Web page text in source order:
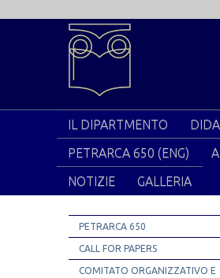
IL DIPARTMENTO
PETRARCA 650 (ENG)
NOTIZIE
GALLERIA
PETRARCA 650
CALL FOR PAPERS
COMITATO ORGANIZZATIVO E